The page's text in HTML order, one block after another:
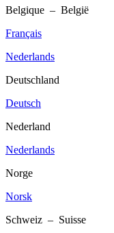
Belgique – België
Français
Nederlands
Deutschland
Deutsch
Nederland
Nederlands
Norge
Norsk
Schweiz – Suisse